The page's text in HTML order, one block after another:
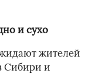
и сухо
жителей
Сибири и